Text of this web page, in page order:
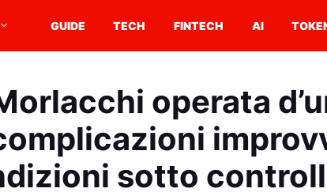
GUIDE TECH FINTECH AI
operata
sotto